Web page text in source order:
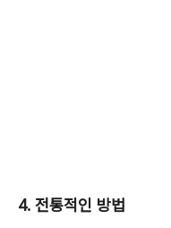
4. 전통적인 방법